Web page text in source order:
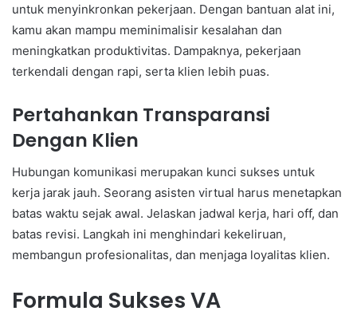
untuk menyinkronkan pekerjaan. Dengan bantuan alat ini,
kamu akan mampu meminimalisir kesalahan dan
meningkatkan produktivitas. Dampaknya, pekerjaan
terkendali dengan rapi, serta klien lebih puas.
Pertahankan Transparansi
Dengan Klien
Hubungan komunikasi merupakan kunci sukses untuk
kerja jarak jauh. Seorang asisten virtual harus menetapkan
batas waktu sejak awal. Jelaskan jadwal kerja, hari off, dan
batas revisi. Langkah ini menghindari kekeliruan,
membangun profesionalitas, dan menjaga loyalitas klien.
Formula Sukses VA